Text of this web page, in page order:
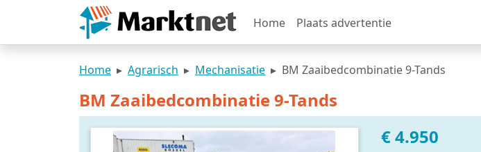
Home Plaats advertentie
Home Agrarisch Mechanisatie BM Zaaibedcombinatie 9-Tands
BM Zaaibedcombinatie 9-Tands
€ 4.950